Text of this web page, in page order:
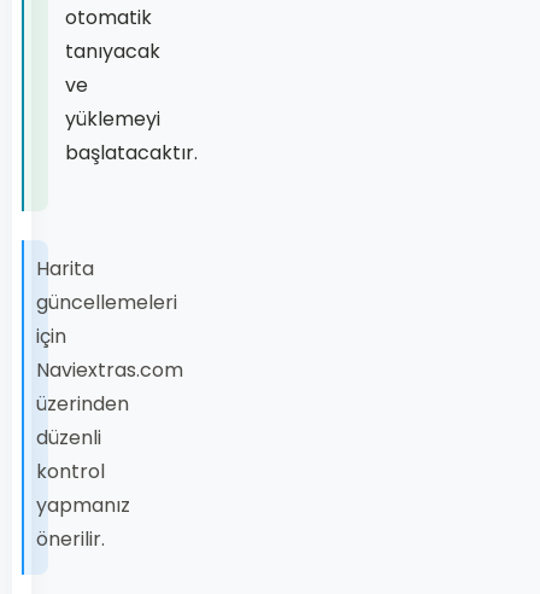
otomatik
tanıyacak
ve
yüklemeyi
başlatacaktır.
Harita
güncellemeleri
için
Naviextras.com
üzerinden
düzenli
kontrol
yapmanız
önerilir.